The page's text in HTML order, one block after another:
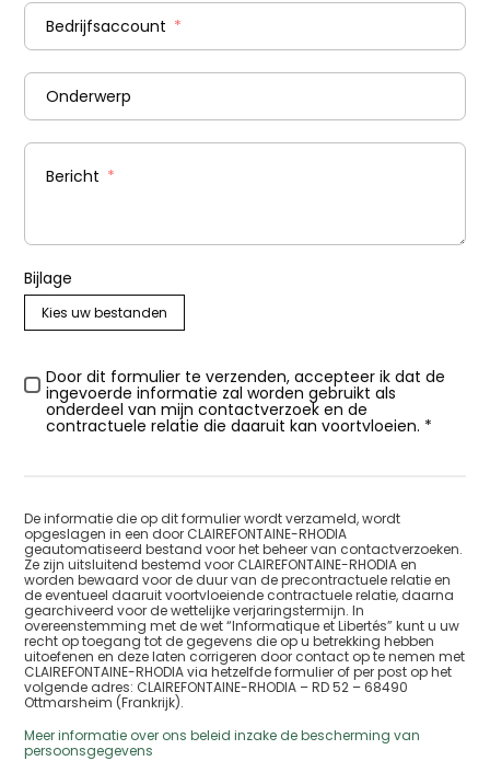
Bedrijfsaccount
Onderwerp
Bericht
Bijlage
Kies uw bestanden
Door dit formulier te verzenden, accepteer ik dat de
ingevoerde informatie zal worden gebruikt als
onderdeel van mijn contactverzoek en de
contractuele relatie die daaruit kan voortvloeien. *
De informatie die op dit formulier wordt verzameld, wordt
opgeslagen in een door CLAIREFONTAINE-RHODIA
geautomatiseerd bestand voor het beheer van contactverzoeken.
Ze zijn uitsluitend bestemd voor CLAIREFONTAINE-RHODIA en
worden bewaard voor de duur van de precontractuele relatie en
de eventueel daaruit voortvloeiende contractuele relatie, daarna
gearchiveerd voor de wettelijke verjaringstermijn. In
overeenstemming met de wet “Informatique et Libertés” kunt u uw
recht op toegang tot de gegevens die op u betrekking hebben
uitoefenen en deze laten corrigeren door contact op te nemen met
CLAIREFONTAINE-RHODIA via hetzelfde formulier of per post op het
volgende adres: CLAIREFONTAINE-RHODIA – RD 52 – 68490
Ottmarsheim (Frankrijk).
Meer informatie over ons beleid inzake de bescherming van
persoonsgegevens